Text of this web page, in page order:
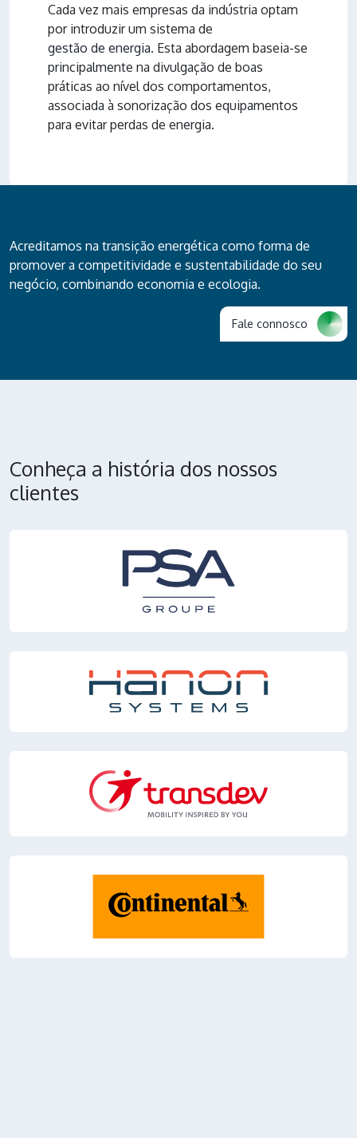
Cada vez mais empresas da indústria optam
por introduzir um sistema de
gestão de energia. Esta abordagem baseia-se
principalmente na divulgação de boas
práticas ao nível dos comportamentos,
associada à sonorização dos equipamentos
para evitar perdas de energia.
Acreditamos na transição energética como forma de
promover a competitividade e sustentabilidade do seu
negócio, combinando economia e ecologia.
Fale connosco
Conheça a história dos nossos
clientes